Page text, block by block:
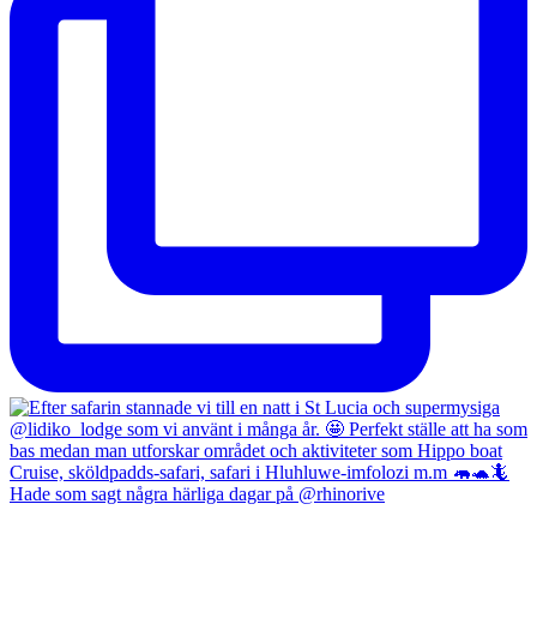
Hade som sagt några härliga dagar på @rhinorive